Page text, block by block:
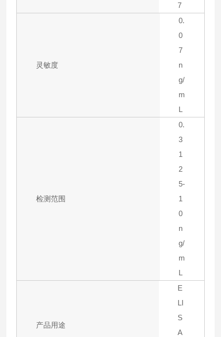
7
灵敏度
0.
0
7
n
g/
m
L
检测范围
0.
3
1
2
5-
1
0
n
g/
m
L
产品用途
E
LI
S
A